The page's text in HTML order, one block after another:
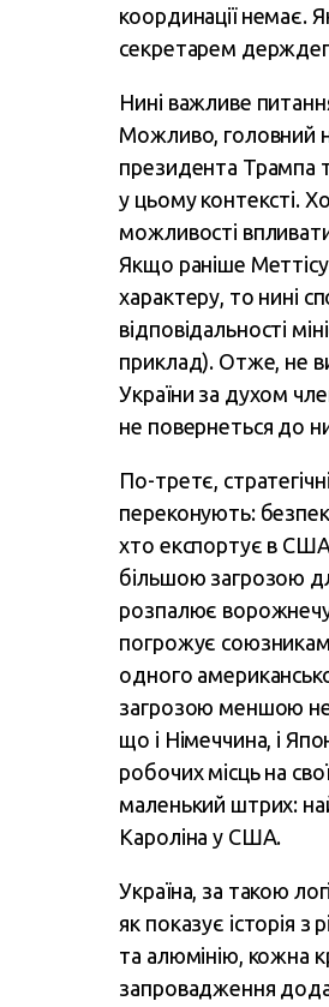
координації немає.
секретарем
Нині важливе
Можливо, головний
президента Трампа
у цьому контексті.
можливості
Якщо раніше
характеру, то нині
відповідальності
приклад). Отже, не
України за духом
не повернеться до
По-третє,
переконують:
хто експортує в США
більшою загрозою
розпалює ворожнечу
погрожує
одного
загрозою меншою не
що і Німеччина, і
робочих місць на
маленький штрих:
Кароліна у США.
Україна, за такою
як показує історія
та алюмінію, кожна
запровадження